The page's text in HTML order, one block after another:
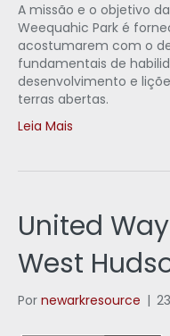
A missão e o objetivo
Weequahic Park é
acostumarem com o
fundamentais de
desenvolvimento e
terras abertas.
Leia Mais
United
West
Por newarkresource |